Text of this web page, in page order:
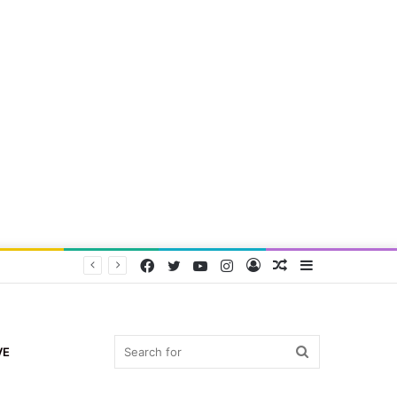
Random
Log
Instagram
YouTube
Twitter
Facebook